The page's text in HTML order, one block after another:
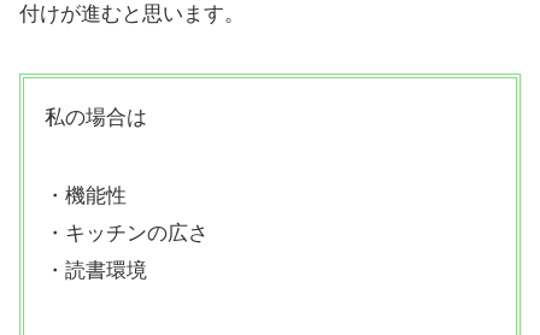
付けが進むと思います。
私の場合は
・機能性
・キッチンの広さ
・読書環境